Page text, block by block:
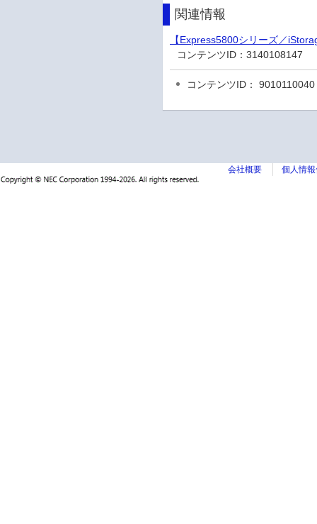
関連情報
【Express5800シリーズ／
コンテンツID：3140108147
コンテンツID： 9010110040
会社概要 個人情